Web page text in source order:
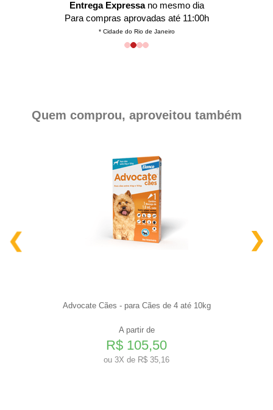
Entrega Expressano mesmo dia
Para compras aprovadas até 11:00h
* Cidade do Rio de Janeiro
Quem comprou, aproveitou também
Advocate Cães - para Cães de 4 até 10kg
A partir de
R$ 105,50
ou 3X de R$ 35,16